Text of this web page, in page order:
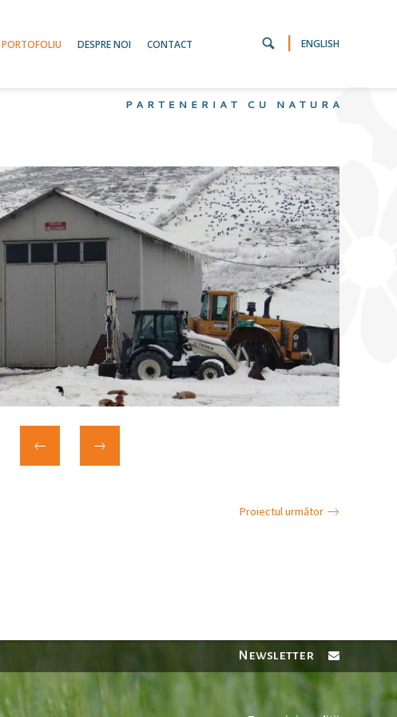
PORTOFOLIU DESPRE NOI CONTACT | ENGLISH
Proiectul următor
Newsletter